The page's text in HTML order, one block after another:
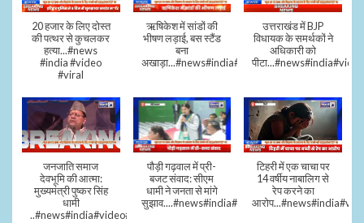
20 हजार के लिए दोस्त
की पत्थर से कुचलकर
हत्या...#news
#india #video
#viral
ऋषिकेश में सांडों की
भीषण लड़ाई, बस स्टैंड
बना
अखाड़ा...#news#india#video#viral
उत्तराखंड में BJP
विधायक के समर्थकों ने
अधिकारी को
जनजाति समाज
देवभूमि की आत्मा:
मुख्यमंत्री पुष्कर सिंह
धामी
..#news#india#video#viral
पौड़ी गढ़वाल में प्री-
बजट संवाद: सीएम
धामी ने जनता से मांगे
सुझाव....#news#india#video#viral
टिहरी में एक चाचा पर
14 वर्षीय नाबालिग से
रेप करने का